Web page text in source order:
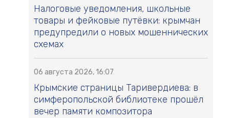
Налоговые уведомления, школьные
товары и фейковые путёвки: крымчан
предупредили о новых мошеннических
схемах
06 августа 2026, 16:07
Крымские страницы Таривердиева: в
симферопольской библиотеке прошёл
вечер памяти композитора